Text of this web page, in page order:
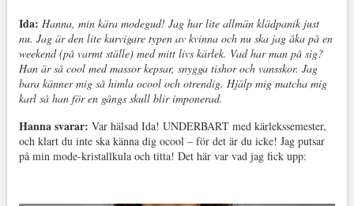
Ida: Hanna, min kära modegud! Jag har lite allmän klädpanik just
nu. Jag är den lite kurvigare typen av kvinna och nu ska jag åka på en
weekend (på varmt ställe) med mitt livs kärlek. Vad har man på sig?
Han är så cool med massor kepsar, snygga tishor och vansskor. Jag
bara känner mig så himla ocool och otrendig. Hjälp mig matcha mig
karl så han för en gångs skull blir imponerad.
Hanna svarar: Var hälsad Ida! UNDERBART med kärlekssemester,
och klart du inte ska känna dig ocool – för det är du icke! Jag putsar
på min mode-kristallkula och titta! Det här var vad jag fick upp: